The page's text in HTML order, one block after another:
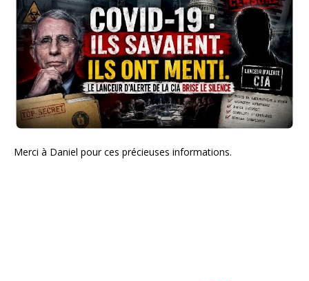
Merci à Daniel pour ces précieuses informations.